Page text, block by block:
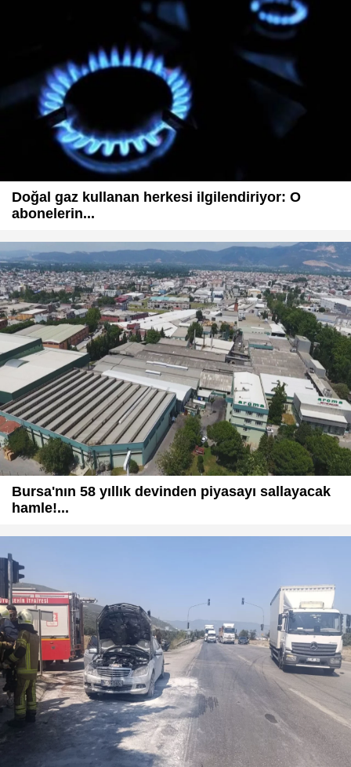
Doğal gaz kullanan herkesi ilgilendiriyor: O
abonelerin...
Bursa'nın 58 yıllık devinden piyasayı sallayacak
hamle!...